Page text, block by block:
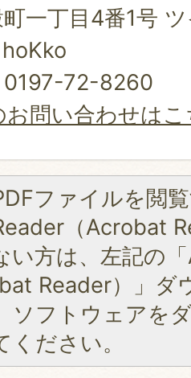
一丁目4番1号
0197-72-8260
お問い合わせは
ファイルを閲
（Acrobat
い方は、左記の
Reader）」ダ
ソフトウェアを
ださい。